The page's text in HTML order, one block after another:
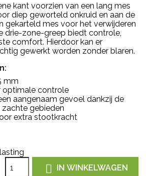
kant voorzien van een lang mes
diep geworteld onkruid en aan de
gekarteld mes voor het verwijderen
drie-zone-greep biedt controle,
comfort. Hierdoor kan er
gewerkt worden zonder blaren.
mm
optimale controle
aangenaam gevoel dankzij de
gebieden
extra stootkracht
 IN WINKELWAGEN